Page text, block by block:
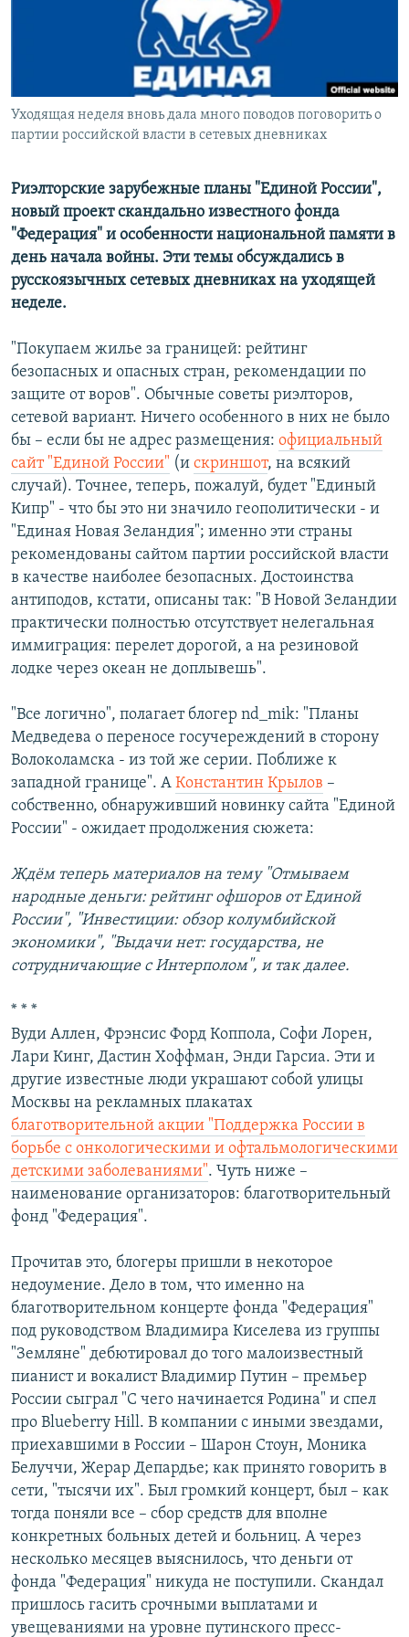
РАСПИСАНИЕ ВЕЩАНИЯ
ПОДПИШИТЕСЬ НА РАССЫЛКУ
СОЦИАЛЬНЫЕ СЕТИ
Все сайты РСЕ/РС
Уходящая неделя вновь дала много поводов поговорить о
партии российской власти в сетевых дневниках
Риэлторские зарубежные планы "Единой России",
новый проект скандально известного фонда
"Федерация" и особенности национальной памяти в
день начала войны. Эти темы обсуждались в
русскоязычных сетевых дневниках на уходящей
неделе.
"Покупаем жилье за границей: рейтинг
безопасных и опасных стран, рекомендации по
защите от воров". Обычные советы риэлторов,
сетевой вариант. Ничего особенного в них не было
бы – если бы не адрес размещения: официальный
сайт "Единой России" (и скриншот, на всякий
случай). Точнее, теперь, пожалуй, будет "Единый
Кипр" - что бы это ни значило геополитически - и
"Единая Новая Зеландия"; именно эти страны
рекомендованы сайтом партии российской власти
в качестве наиболее безопасных. Достоинства
антиподов, кстати, описаны так: "В Новой Зеландии
практически полностью отсутствует нелегальная
иммиграция: перелет дорогой, а на резиновой
лодке через океан не доплывешь".
"Все логично", полагает блогер nd_mik: "Планы
Медведева о переносе госучереждений в сторону
Волоколамска - из той же серии. Поближе к
западной границе". А Константин Крылов –
собственно, обнаруживший новинку сайта "Единой
России" - ожидает продолжения сюжета:
Ждём теперь материалов на тему "Отмываем
народные деньги: рейтинг офшоров от Единой
России", "Инвестиции: обзор колумбийской
экономики", "Выдачи нет: государства, не
сотрудничающие с Интерполом", и так далее.
* * *
Вуди Аллен, Фрэнсис Форд Коппола, Софи Лорен,
Лари Кинг, Дастин Хоффман, Энди Гарсиа. Эти и
другие известные люди украшают собой улицы
Москвы на рекламных плакатах
благотворительной акции "Поддержка России в
борьбе с онкологическими и офтальмологическими
детскими заболеваниями". Чуть ниже –
наименование организаторов: благотворительный
фонд "Федерация".
Прочитав это, блогеры пришли в некоторое
недоумение. Дело в том, что именно на
благотворительном концерте фонда "Федерация"
под руководством Владимира Киселева из группы
"Земляне" дебютировал до того малоизвестный
пианист и вокалист Владимир Путин – премьер
России сыграл "С чего начинается Родина" и спел
про Blueberry Hill. В компании с иными звездами,
приехавшими в России – Шарон Стоун, Моника
Белуччи, Жерар Депардье; как принято говорить в
сети, "тысячи их". Был громкий концерт, был – как
тогда поняли все – сбор средств для вполне
конкретных больных детей и больниц. А через
несколько месяцев выяснилось, что деньги от
фонда "Федерация" никуда не поступили. Скандал
пришлось гасить срочными выплатами и
увещеваниями на уровне путинского пресс-